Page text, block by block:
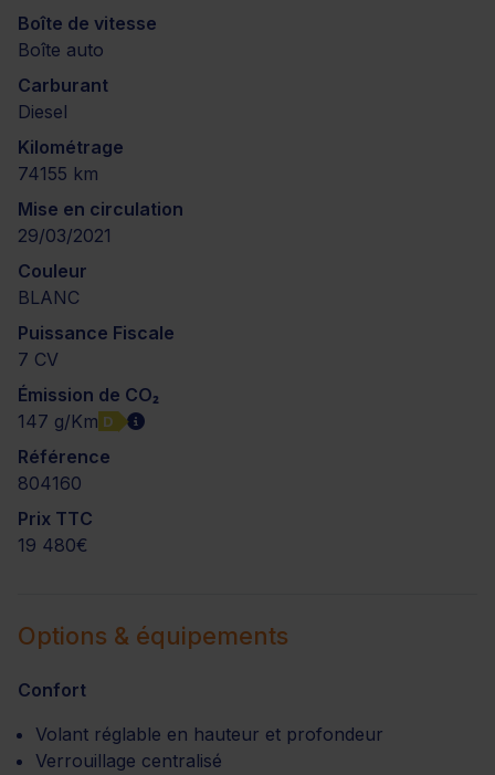
Boîte de vitesse
Boîte auto
Carburant
Diesel
Kilométrage
74155 km
Mise en circulation
29/03/2021
Couleur
BLANC
Puissance Fiscale
7 CV
Émission de CO₂
147 g/Km D
Référence
804160
Prix TTC
19 480€
Options & équipements
Confort
Volant réglable en hauteur et profondeur
Verrouillage centralisé